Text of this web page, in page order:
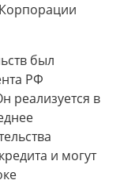
был
РФ
реализуется в
и могут